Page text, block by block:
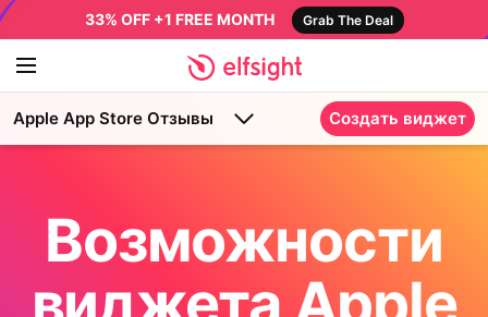
33% OFF +1 FREE MONTH Grab The Deal
Apple App Store Отзывы Создать виджет
Возможности